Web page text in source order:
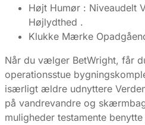
Højt Humør : Niveaudelt
Højlydthed .
Klukke Mærke
Når du vælger BetWright, får
operationsstue
isærligt ældre udnyttere
på vandrevandre og
muligheder testamente